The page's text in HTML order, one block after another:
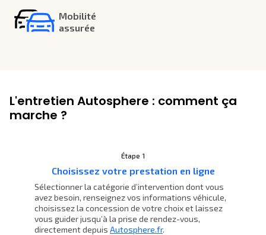
Mobilité
assurée
L'entretien Autosphere : comment ça
marche ?
Étape 1
Choisissez votre prestation en ligne
Sélectionner la catégorie d’intervention dont vous
avez besoin, renseignez vos informations véhicule,
choisissez la concession de votre choix et laissez
vous guider jusqu’à la prise de rendez-vous,
directement depuis Autosphere.fr.